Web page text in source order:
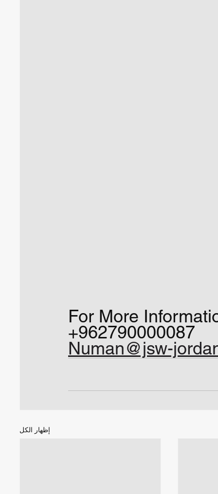
For More
+962790000087
Numan@jsw-
إظهار الكل